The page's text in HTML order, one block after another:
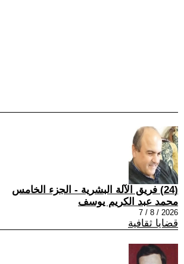
(24) فريق الآلة البشرية - الجزء الخامس
محمد عبد الكريم يوسف
2026 / 8 / 7
قضايا ثقافية